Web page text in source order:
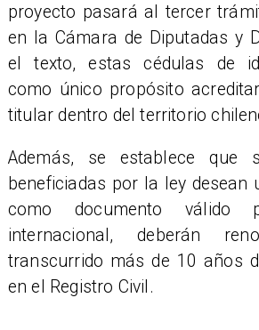
proyecto pasará al tercer
en la Cámara de Diputadas y
el texto, estas cédulas de
como único propósito
titular dentro del territorio
Además, se establece que
beneficiadas por la ley desean
como documento válido
internacional, deberán
transcurrido más de 10 años
en el Registro Civil.